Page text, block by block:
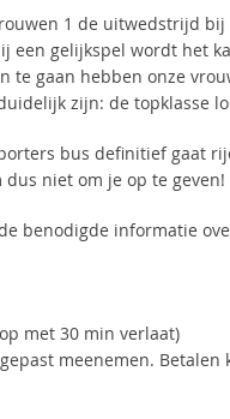
1 de uitwedstrijd bij
een gelijkspel wordt het
te gaan hebben onze
zijn: de topklasse
bus definitief gaat
niet om je op te geven!
benodigde informatie
met 30 min verlaat)
meenemen.